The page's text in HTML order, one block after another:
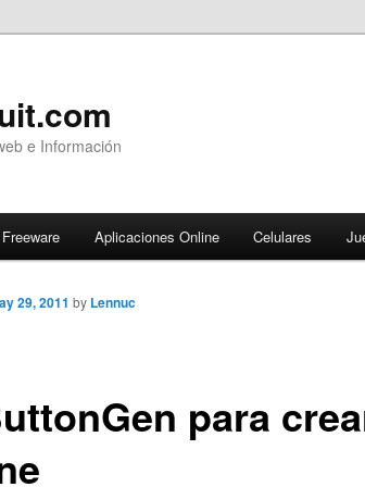
e Información
Freeware Aplicaciones Online Celulares
para
29, 2011 by Lennuc